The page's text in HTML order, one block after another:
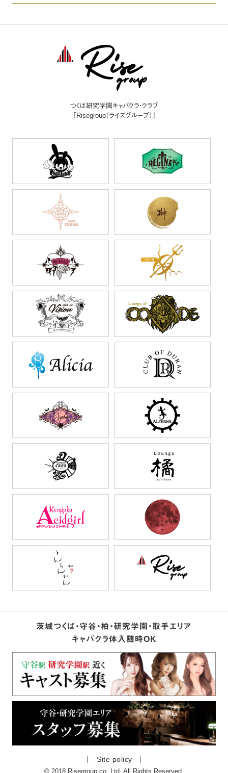
つくば研究学園キャバクラ・クラブ
「Risegroup（ライズグループ）」
茨城つくば・守谷・柏・研究学園・取手エリア
キャバクラ体入随時OK
Site policy
© 2018 Risegroup co.,Ltd. All Rights Reserved.